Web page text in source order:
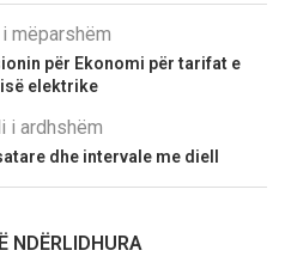
mëparshëm
për Ekonomi për tarifat e
elektrike
i ardhshëm
dhe intervale me diell
NDËRLIDHURA